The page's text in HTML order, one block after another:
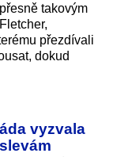
takovým
přezdívali
dokud
vyzvala